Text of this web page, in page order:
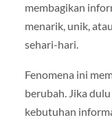
membagikan
menarik, unik,
sehari-hari.
Fenomena ini
berubah. Jika
kebutuhan